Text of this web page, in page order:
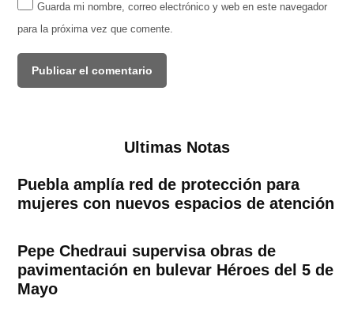
Guarda mi nombre, correo electrónico y web en este navegador
para la próxima vez que comente.
Ultimas Notas
Puebla amplía red de protección para
mujeres con nuevos espacios de atención
Pepe Chedraui supervisa obras de
pavimentación en bulevar Héroes del 5 de
Mayo